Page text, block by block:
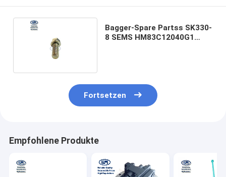
Bagger-Spare Partss SK330-
8 SEMS HM83C12040G1
Fortsetzen
Empfohlene Produkte